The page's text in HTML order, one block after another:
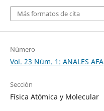
Más formatos de cita
Número
Vol. 23 Núm. 1: ANALES AFA
Sección
Física Atómica y Molecular